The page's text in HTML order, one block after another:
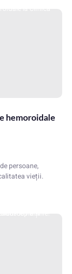
hemoroidale
persoane,
vieții.